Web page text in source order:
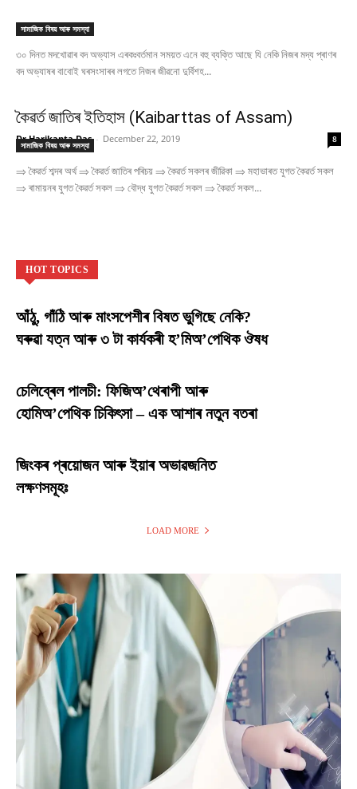
সামাজিক বিষয় আৰু সমস্যা
৩০ দিনত মদখোৱাৰ বদ অভ্যাস এৰকঃবৰ্তমান সময়ত এনে বহু ব্যক্তি আছে যি নেকি নিজৰ মদ্য প্ৰাণৰ
বদ অভ্যাষৰ বাবোই ঘৰসংসাৰৰ লগতে নিজৰ জীৱনো দুৰ্বিশহ...
কৈৱৰ্ত জাতিৰ ইতিহাস (Kaibarttas of Assam)
Dr Harikanta Das - December 22, 2019 8
সামাজিক বিষয় আৰু সমস্যা
⇒ কৈৱৰ্ত শব্দৰ অৰ্থ ⇒ কৈৱৰ্ত জাতিৰ পৰিচয় ⇒ কৈৱৰ্ত সকলৰ জীৱিকা ⇒ মহাভাৰত যুগত কৈৱৰ্ত সকল
⇒ ৰামায়নৰ যুগত কৈৱৰ্ত সকল ⇒ বৌদ্ধ যুগত কৈৱৰ্ত সকল ⇒ কৈৱৰ্ত সকল...
HOT TOPICS
আঁঠু, গাঁঠি আৰু মাংসপেশীৰ বিষত ভুগিছে নেকি?
ঘৰুৱা যত্ন আৰু ৩ টা কাৰ্যকৰী হ’মিঅ’পেথিক ঔষধ
চেলিব্ৰেল পালচী: ফিজিঅ’থেৰাপী আৰু
হোমিঅ’পেথিক চিকিৎসা – এক আশাৰ নতুন বতৰা
জিংকৰ প্ৰয়োজন আৰু ইয়াৰ অভাৱজনিত
লক্ষণসমূহঃ
LOAD MORE